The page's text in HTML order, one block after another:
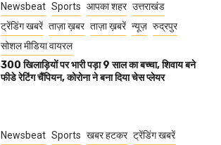
Newsbeat Sports आपका शहर उत्तराखंड
ट्रेंडिंग खबरें ताज़ा ख़बर ताज़ा ख़बरें न्यूज़ रुद्रपुर
सोशल मीडिया वायरल
300 खिलाड़ियों पर भारी पड़ा 9 साल का बच्चा, शिवाय बने
फीडे रेटिंग चैंपियन, कोरोना ने बना दिया चेस प्लेयर
Newsbeat Sports खबर हटकर ट्रेंडिंग खबरें